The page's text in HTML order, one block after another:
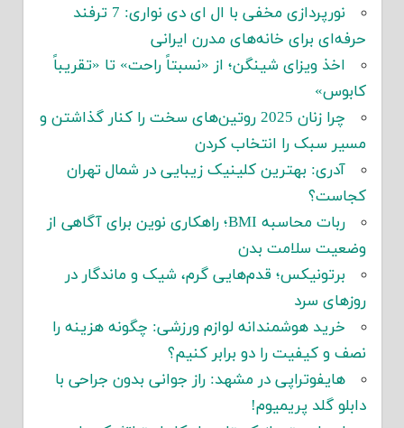
نورپردازی مخفی با ال ای دی نواری: 7 ترفند
حرفه‌ای برای خانه‌های مدرن ایرانی
اخذ ویزای شینگن؛ از «نسبتاً راحت» تا «تقریباً
کابوس»
چرا زنان 2025 روتین‌های سخت را کنار گذاشتن و
مسیر سبک را انتخاب کردن
آدری: بهترین کلینیک زیبایی در شمال تهران
کجاست؟
ربات محاسبه BMI؛ راهکاری نوین برای آگاهی از
وضعیت سلامت بدن
برتونیکس؛ قدم‌هایی گرم، شیک و ماندگار در
روزهای سرد
خرید هوشمندانه لوازم ورزشی: چگونه هزینه را
نصف و کیفیت را دو برابر کنیم؟
هایفوتراپی در مشهد: راز جوانی بدون جراحی با
دابلو گلد پریمیوم!